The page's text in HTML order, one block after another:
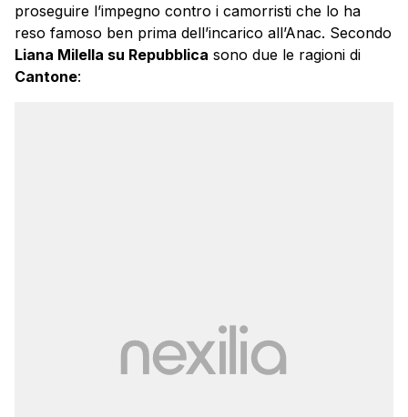
proseguire l’impegno contro i camorristi che lo ha
reso famoso ben prima dell’incarico all’Anac. Secondo
Liana Milella su Repubblica sono due le ragioni di
Cantone: